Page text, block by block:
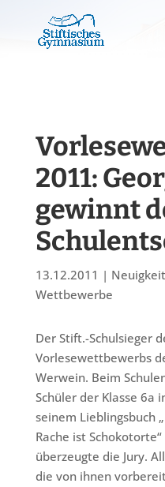
2011:
gewinnt
13.12.2011 |
Wettbewerbe
Der Stift.-Schulsieger
Vorlesewettbewerbs
Werwein. Beim
Schüler der Klasse 6a
seinem Lieblingsbuch
Rache ist
überzeugte die Jury.
die von ihnen